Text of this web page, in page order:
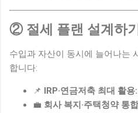
② 절세 플랜 설계하기
수입과 자산이 동시에 늘어나는
합니다:
📌 IRP·연금저축 최대 활용:
💼 회사 복지·주택청약 통